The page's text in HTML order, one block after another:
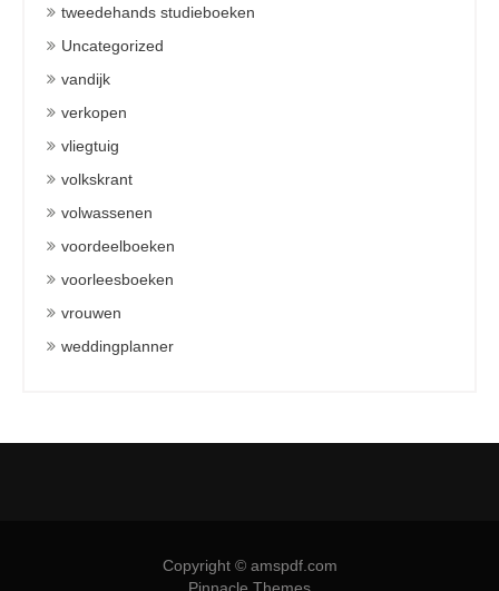
tweedehands studieboeken
Uncategorized
vandijk
verkopen
vliegtuig
volkskrant
volwassenen
voordeelboeken
voorleesboeken
vrouwen
weddingplanner
Copyright © amspdf.com